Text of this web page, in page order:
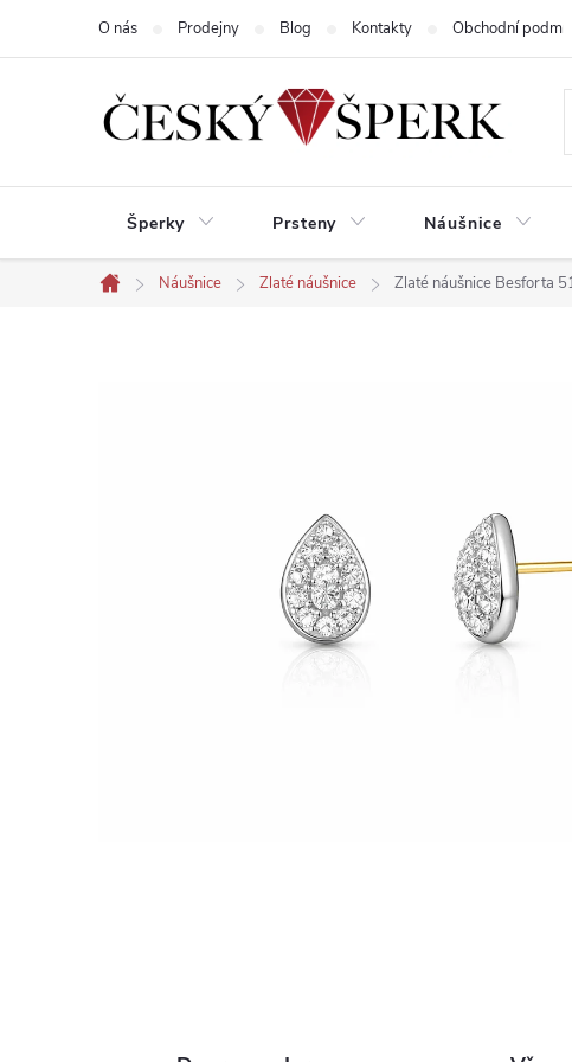
O nás Prodejny Blog Kontakty Obchodní
Šperky Prsteny Náušnice
Domů
Náušnice Zlaté náušnice Zlaté náušnice Besforta